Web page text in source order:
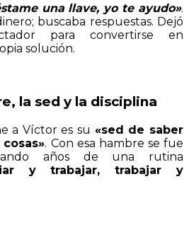
una llave, yo te ayudo».
buscaba respuestas. Dejó
para convertirse en
solución.
la sed y la disciplina
a Víctor es su «sed de saber
. Con esa hambre se fue
años de una rutina
y trabajar, trabajar y